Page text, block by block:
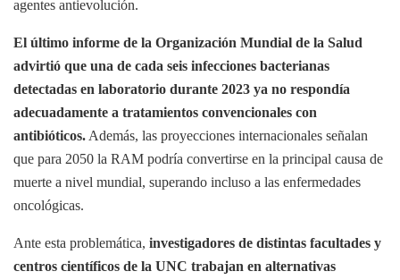
agentes antievolución.
El último informe de la Organización Mundial de la Salud
advirtió que una de cada seis infecciones bacterianas
detectadas en laboratorio durante 2023 ya no respondía
adecuadamente a tratamientos convencionales con
antibióticos. Además, las proyecciones internacionales señalan
que para 2050 la RAM podría convertirse en la principal causa de
muerte a nivel mundial, superando incluso a las enfermedades
oncológicas.
Ante esta problemática, investigadores de distintas facultades y
centros científicos de la UNC trabajan en alternativas